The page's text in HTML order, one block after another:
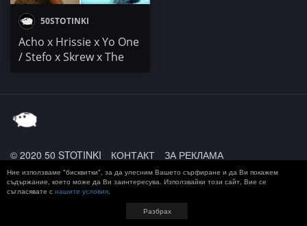
50STOTINKI
Acho x Hrissie x Yo One
/ Stefo x Skrew x The
© 2020 50 STOTINKI КОНТАКТ
ЗА РЕКЛАМА
ДОСТАВКА, ЗАПЛАЩАНЕ И ВРЪЩАНЕ
ПОВЕРИТЕЛНОСТ
TERMS AND CONDITIONS
Ние използваме "бисквитки", за да улесним Вашето сърфиране и да Ви покажем
съдържание, което може да Ви заинтересува. Използвайки този сайт, Вие се
съгласявате с нашите условия.
Разбрах